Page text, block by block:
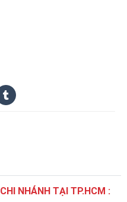
CHI NHÁNH TẠI TP.HCM :